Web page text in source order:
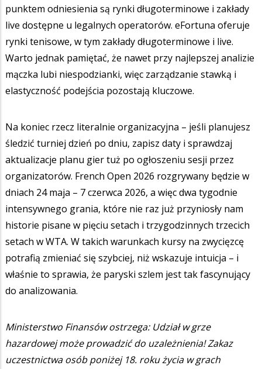
punktem odniesienia są rynki długoterminowe i zakłady
live dostępne u legalnych operatorów. eFortuna oferuje
rynki tenisowe, w tym zakłady długoterminowe i live.
Warto jednak pamiętać, że nawet przy najlepszej analizie
mączka lubi niespodzianki, więc zarządzanie stawką i
elastyczność podejścia pozostają kluczowe.
Na koniec rzecz literalnie organizacyjna – jeśli planujesz
śledzić turniej dzień po dniu, zapisz daty i sprawdzaj
aktualizacje planu gier tuż po ogłoszeniu sesji przez
organizatorów. French Open 2026 rozgrywany będzie w
dniach 24 maja – 7 czerwca 2026, a więc dwa tygodnie
intensywnego grania, które nie raz już przyniosły nam
historie pisane w pięciu setach i trzygodzinnych trzecich
setach w WTA. W takich warunkach kursy na zwycięzcę
potrafią zmieniać się szybciej, niż wskazuje intuicja – i
właśnie to sprawia, że paryski szlem jest tak fascynujący
do analizowania.
Ministerstwo Finansów ostrzega: Udział w grze
hazardowej może prowadzić do uzależnienia! Zakaz
uczestnictwa osób poniżej 18. roku życia w grach